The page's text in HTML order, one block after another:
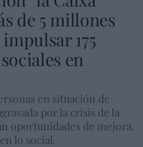
de 5 millones
175
en
en situación de
por la crisis de la
oportunidades de mejora,
lo social.